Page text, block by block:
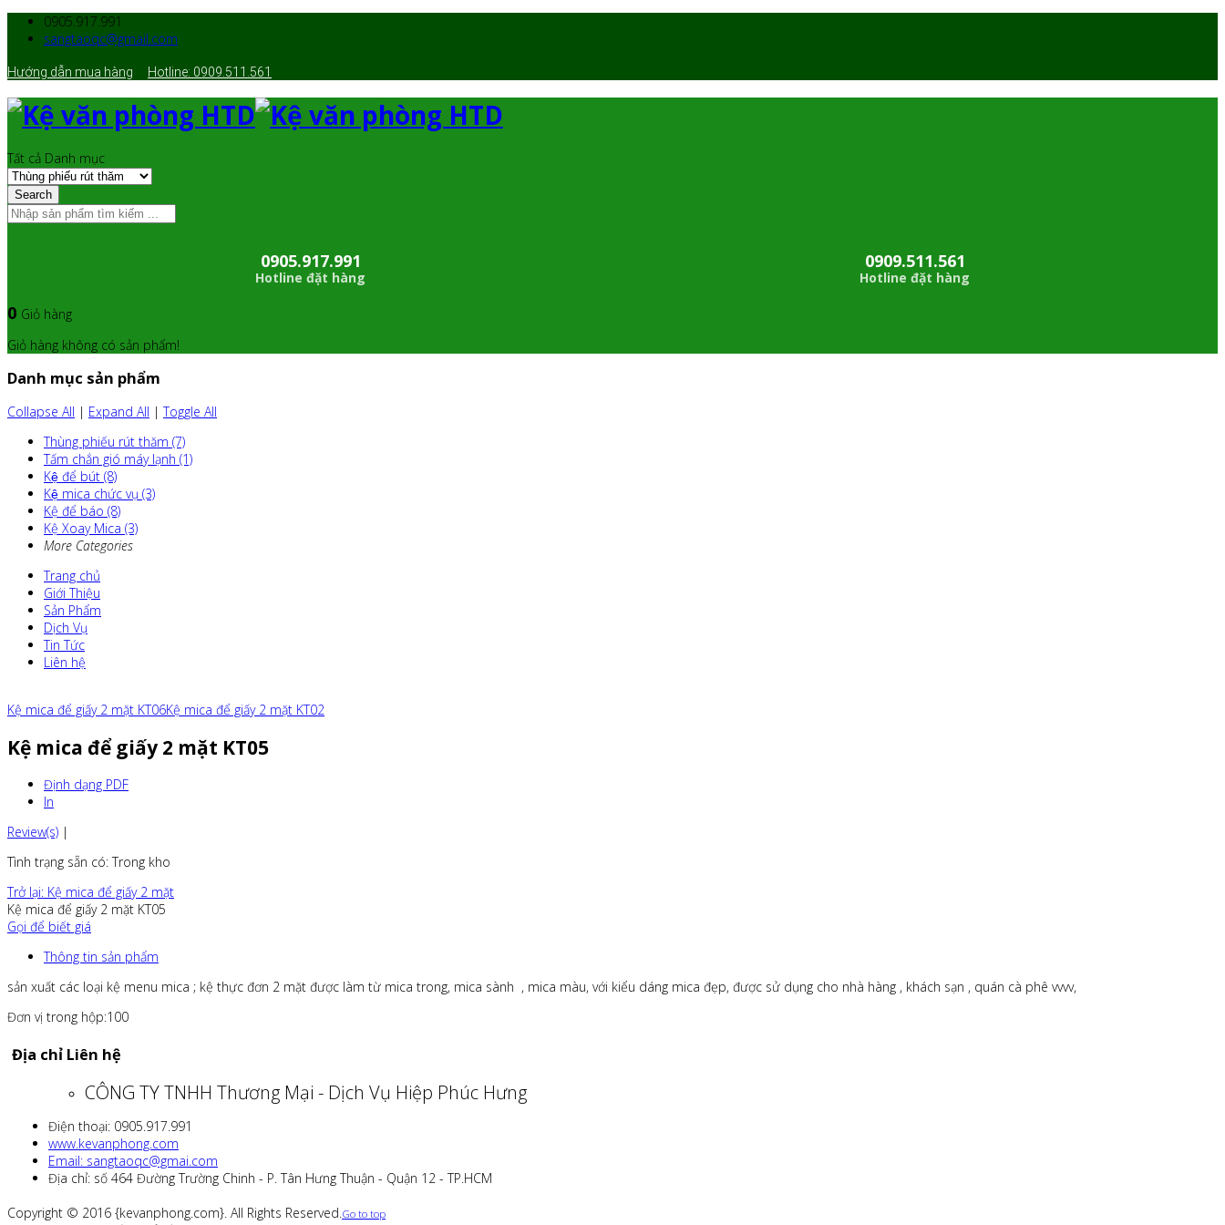
0905.917.991
sangtaoqc@gmail.com
Hướng dẫn mua hàng Hotline: 0909.511.561
Tất cả Danh mục
Search
0905.917.991
Hotline đặt hàng
0909.511.561
Hotline đặt hàng
0 Giỏ hàng
Giỏ hàng không có sản phẩm!
Danh mục sản phẩm
Collapse All | Expand All |Toggle All
Thùng phiếu rút thăm (7)
Tấm chắn gió máy lạnh (1)
Kệ để bút (8)
Kệ mica chức vụ (3)
Kệ để báo (8)
Kệ Xoay Mica (3)
More Categories
Trang chủ
Giới Thiệu
Sản Phẩm
Dịch Vụ
Tin Tức
Liên hệ
Kệ mica để giấy 2 mặt KT06Kệ mica để giấy 2 mặt KT02
Kệ mica để giấy 2 mặt KT05
Định dạng PDF
In
Review(s) |
Tình trạng sẵn có: Trong kho
Trở lại: Kệ mica để giấy 2 mặt
Kệ mica để giấy 2 mặt KT05
Gọi để biết giá
Thông tin sản phẩm
sản xuất các loại kệ menu mica ; kệ thực đơn 2 mặt được làm từ mica trong, mica sành , mica màu, với kiểu dáng mica đẹp, được sử dụng cho nhà hàng , khách sạn , quán cà phê vvvv,
Đơn vị trong hộp:100
Địa chỉ Liên hệ
CÔNG TY TNHH Thương Mại - Dịch Vụ Hiệp Phúc Hưng
Điện thoại: 0905.917.991
www.kevanphong.com
Email: sangtaoqc@gmai.com
Địa chỉ: số 464 Đường Trường Chinh - P. Tân Hưng Thuận - Quận 12 - TP.HCM
Copyright © 2016 {kevanphong.com}. All Rights Reserved.Go to top